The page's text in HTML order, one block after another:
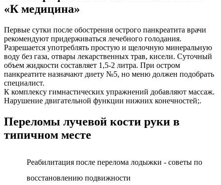
«К медицина»
Первые сутки после обострения острого панкреатита врачи
рекомендуют придерживаться лечебного голодания.
Разрешается употреблять простую и щелочную минеральную
воду без газа, отвары лекарственных трав, кисели. Суточный
объем жидкости составляет 1,5-2 литра. При остром
панкреатите назначают диету №5, но меню должен подобрать
специалист.
К комплексу гимнастических упражнений добавляют массаж.
Нарушение двигательной функции нижних конечностей;.
Переломы лучевой кости руки в
типичном месте
Реабилитация после перелома лодыжки - советы по
восстановлению подвижности